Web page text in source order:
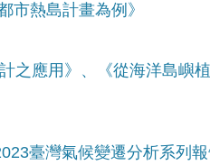
市熱島計畫為例》
之應用》、《從海洋島嶼
臺灣氣候變遷分析系列